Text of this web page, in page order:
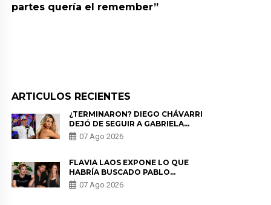
partes quería el remember”
ARTICULOS RECIENTES
¿TERMINARON? DIEGO CHÁVARRI
DEJÓ DE SEGUIR A GABRIELA
HERRERA Y ANUNCIA SU SALIDA
DE PÓDCAST
07 Ago 2026
FLAVIA LAOS EXPONE LO QUE
HABRÍA BUSCADO PABLO
HEREDIA CON ALE FULLER: “UNA
DE LAS PARTES QUERÍA EL
07 Ago 2026